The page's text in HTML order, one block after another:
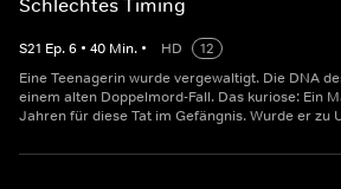
Schlechtes Timing
S21 Ep.6 • 40 Min. • HD
12
Eine Teenagerin wurde vergewaltigt. Die DNA
einem alten Doppelmord-Fall. Das kuriose: Ein
Jahren für diese Tat im Gefängnis. Wurde er zu